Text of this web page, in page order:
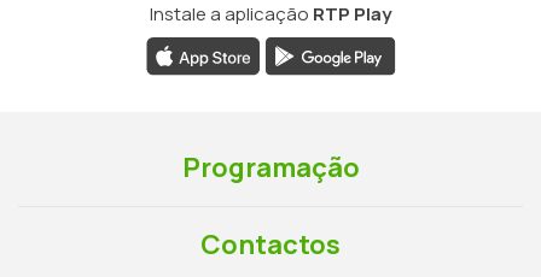
Instale a aplicação RTP Play
Programação
Contactos